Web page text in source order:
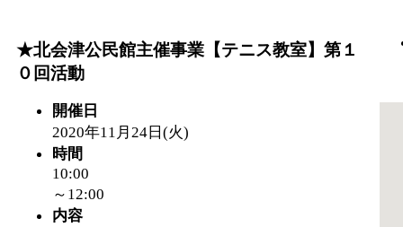
★北会津公民館主催事業【テニス教室】第１
０回活動
開催日
2020年11月24日(火)
時間
10:00
～12:00
内容